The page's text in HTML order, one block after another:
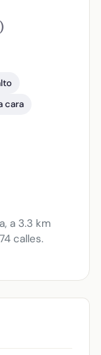
cara
a 3.3 km
calles.